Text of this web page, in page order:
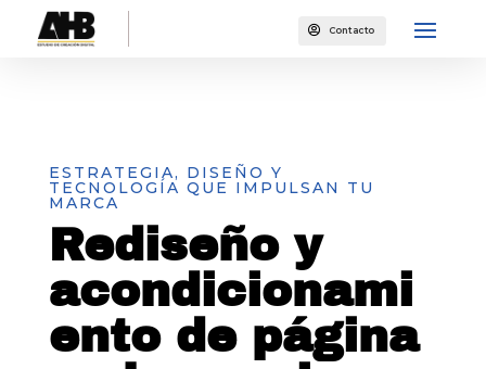
 Contacto
ESTRATEGIA, DISEÑO Y
TECNOLOGÍA QUE IMPULSAN TU
MARCA
Rediseño y
acondicionami
ento de página